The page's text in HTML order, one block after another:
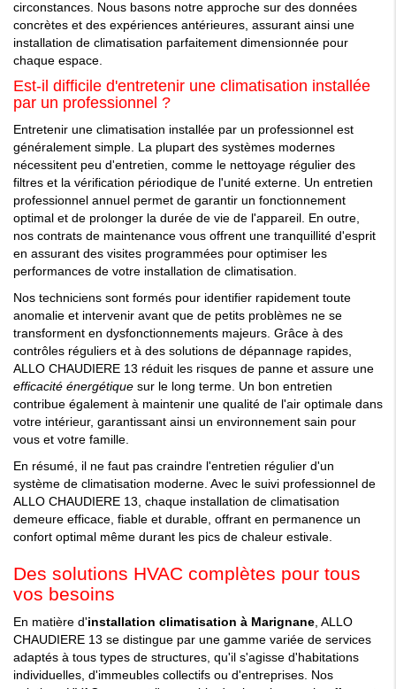
circonstances. Nous basons notre approche sur des données
concrètes et des expériences antérieures, assurant ainsi une
installation de climatisation parfaitement dimensionnée pour
chaque espace.
Est-il difficile d'entretenir une climatisation installée
par un professionnel ?
Entretenir une climatisation installée par un professionnel est
généralement simple. La plupart des systèmes modernes
nécessitent peu d'entretien, comme le nettoyage régulier des
filtres et la vérification périodique de l'unité externe. Un entretien
professionnel annuel permet de garantir un fonctionnement
optimal et de prolonger la durée de vie de l'appareil. En outre,
nos contrats de maintenance vous offrent une tranquillité d'esprit
en assurant des visites programmées pour optimiser les
performances de votre installation de climatisation.
Nos techniciens sont formés pour identifier rapidement toute
anomalie et intervenir avant que de petits problèmes ne se
transforment en dysfonctionnements majeurs. Grâce à des
contrôles réguliers et à des solutions de dépannage rapides,
ALLO CHAUDIERE 13 réduit les risques de panne et assure une
efficacité énergétique sur le long terme. Un bon entretien
contribue également à maintenir une qualité de l'air optimale dans
votre intérieur, garantissant ainsi un environnement sain pour
vous et votre famille.
En résumé, il ne faut pas craindre l'entretien régulier d'un
système de climatisation moderne. Avec le suivi professionnel de
ALLO CHAUDIERE 13, chaque installation de climatisation
demeure efficace, fiable et durable, offrant en permanence un
confort optimal même durant les pics de chaleur estivale.
Des solutions HVAC complètes pour tous
vos besoins
En matière d'installation climatisation à Marignane, ALLO
CHAUDIERE 13 se distingue par une gamme variée de services
adaptés à tous types de structures, qu'il s'agisse d'habitations
individuelles, d'immeubles collectifs ou d'entreprises. Nos